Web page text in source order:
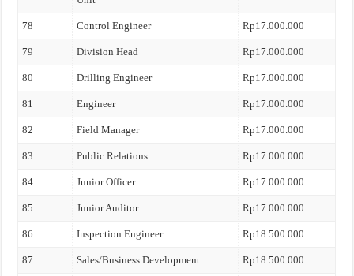
78 Control Engineer Rp17.000.000
79 Division Head Rp17.000.000
80 Drilling Engineer Rp17.000.000
81 Engineer Rp17.000.000
82 Field Manager Rp17.000.000
83 Public Relations Rp17.000.000
84 Junior Officer Rp17.000.000
85 Junior Auditor Rp17.000.000
86 Inspection Engineer Rp18.500.000
87 Sales/Business Development Rp18.500.000